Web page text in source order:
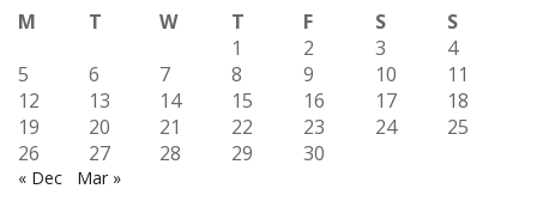
M
T W T F S
S
1
2 3
4
5
6 7 8 9 10
11
12
13 14 15 16 17
18
19
20 21 22 23 24
25
26
27 28 29 30
« Dec Mar »